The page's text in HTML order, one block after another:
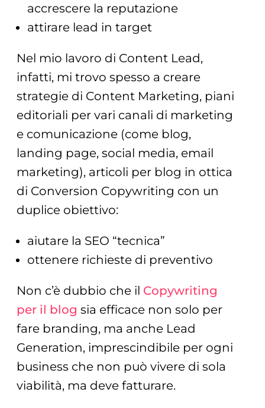
accrescere la reputazione
attirare lead in target
Nel mio lavoro di Content Lead,
infatti, mi trovo spesso a creare
strategie di Content Marketing, piani
editoriali per vari canali di marketing
e comunicazione (come blog,
landing page, social media, email
marketing), articoli per blog in ottica
di Conversion Copywriting con un
duplice obiettivo:
aiutare la SEO “tecnica”
ottenere richieste di preventivo
Non c’è dubbio che il Copywriting
per il blog sia efficace non solo per
fare branding, ma anche Lead
Generation, imprescindibile per ogni
business che non può vivere di sola
viabilità, ma deve fatturare.